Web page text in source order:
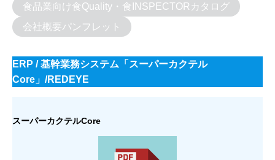
食品業向け食Quality・食INSPECTORカタログ
会社概要パンフレット
ERP / 基幹業務システム「スーパーカクテル
Core」/REDEYE
スーパーカクテルCore